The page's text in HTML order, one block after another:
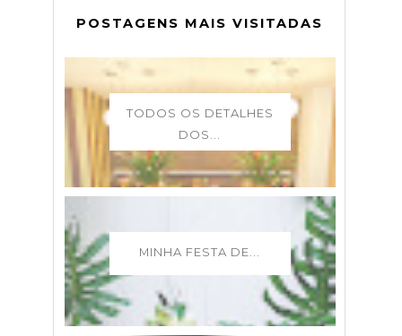
POSTAGENS MAIS VISITADAS
TODOS OS DETALHES
DOS...
MINHA FESTA DE...